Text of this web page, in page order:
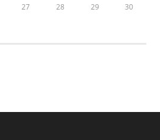
27 28 29 30